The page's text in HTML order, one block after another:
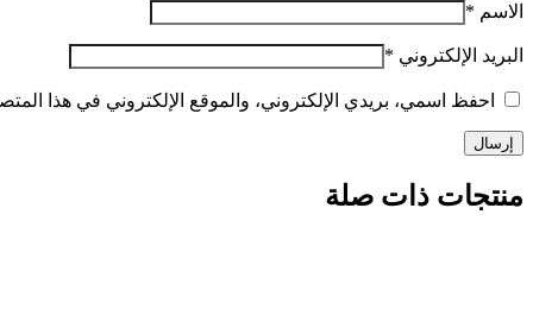
الاسم *
البريد الإلكتروني *
احفظ اسمي، بريدي الإلكتروني، والموقع الإلكتروني في هذا
منتجات ذات صلة